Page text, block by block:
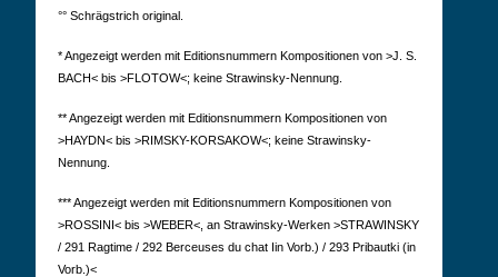
°° Schrägstrich original.
* Angezeigt werden mit Editionsnummern Kompositionen von >J. S.
BACH< bis >FLOTOW<; keine Strawinsky-Nennung.
** Angezeigt werden mit Editionsnummern Kompositionen von
>HAYDN< bis >RIMSKY-KORSAKOW<; keine Strawinsky-
Nennung.
*** Angezeigt werden mit Editionsnummern Kompositionen von
>ROSSINI< bis >WEBER<, an Strawinsky-Werken >STRAWINSKY
/ 291 Ragtime / 292 Berceuses du chat Iin Vorb.) / 293 Pribautki (in
Vorb.)<